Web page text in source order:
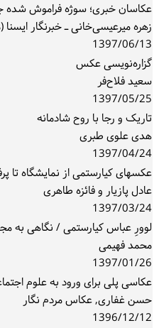
عکاسان خبری؛ سوژه فراموش شده
زهره میرعیسی‌خانی ـ خبرنگار
1397/06/13
گزاره‌نویسی عکس
سعید فلاح‌فر
1397/05/25
تاریک و رجا با روح شادمانه
هدی علوی طبری
1397/04/24
عکسهای کیارستمی از نمایشگاه تا
عادل پازیار و فائزه طاهری
1397/03/24
لوورِ عباس کیارستمی / نگاهی به
محمد فهیمی
1397/01/26
عکاسی پلی برای ورود به علوم
حسن غفاری, عکاس مردم نگار
1396/12/12